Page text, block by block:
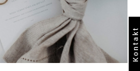
Kontakt